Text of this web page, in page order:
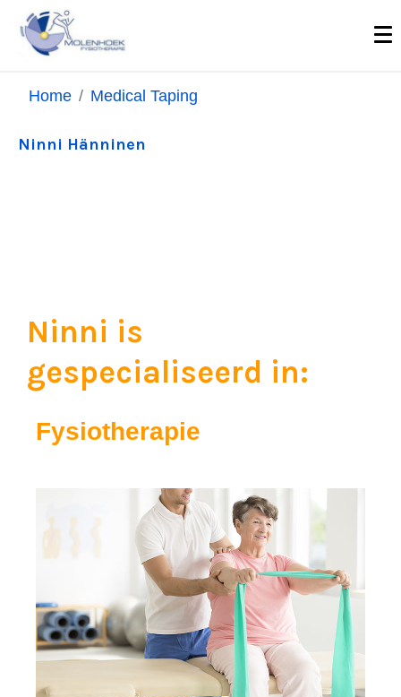
Home Medical Taping
Ninni Hänninen
Ninni is
gespecialiseerd in:
Fysiotherapie